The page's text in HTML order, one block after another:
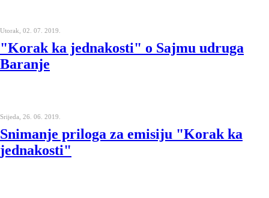
Utorak, 02. 07. 2019.
"Korak ka jednakosti" o Sajmu udruga
Baranje
Srijeda, 26. 06. 2019.
Snimanje priloga za emisiju "Korak ka
jednakosti"